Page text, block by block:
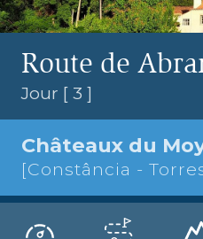
Route de
Jour [ 3 ]
Châteaux du
[Constância -